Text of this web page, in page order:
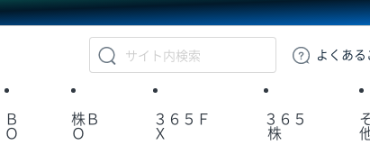
GMOクリック証券
よくある
Ｂ
Ｏ
株Ｂ
Ｏ
３６５Ｆ
Ｘ
３６５
株